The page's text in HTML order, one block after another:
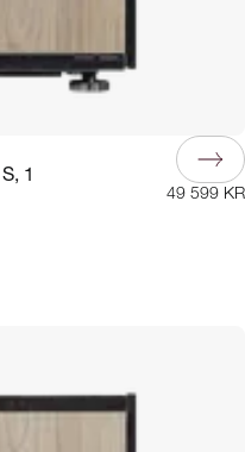
1
49 599 KR